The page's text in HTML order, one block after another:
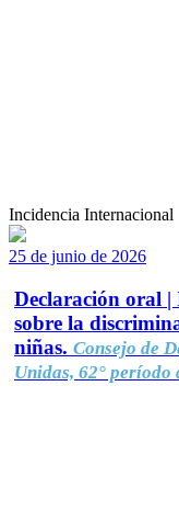
Incidencia Internacional
25 de junio de 2026
Declaración oral
sobre la
niñas. Consejo de
Unidas, 62° período